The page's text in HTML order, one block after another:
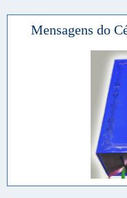
Mensagens do